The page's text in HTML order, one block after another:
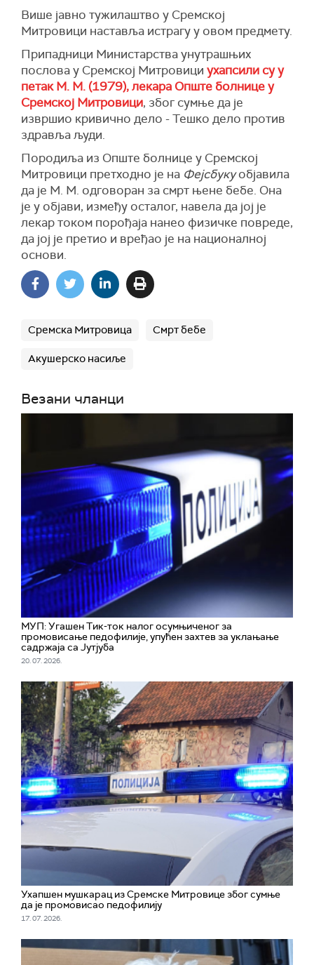
Више јавно тужилаштво у Сремској
Митровици наставља истрагу у овом предмету.
Припадници Министарства унутрашњих
послова у Сремској Митровици ухапсили су у
петак М. М. (1979), лекара Опште болнице у
Сремској Митровици, због сумње да је
извршио кривично дело - Тешко дело против
здравља људи.
Породиља из Опште болнице у Сремској
Митровици претходно је на Фејсбукуобјавила
да је М. М. одговоран за смрт њене бебе. Она
је у објави, између осталог, навела да јој је
лекар током порођаја нанео физичке повреде,
да јој је претио и вређао је на националној
основи.
Сремска Митровица Смрт бебе
Акушерско насиље
Везани чланци
МУП: Угашен Тик-ток налог осумњиченог за
промовисање педофилије, упућен захтев за уклањање
садржаја са Јутјуба
20. 07. 2026.
Ухапшен мушкарац из Сремске Митровице због сумње
да је промовисао педофилију
17. 07. 2026.